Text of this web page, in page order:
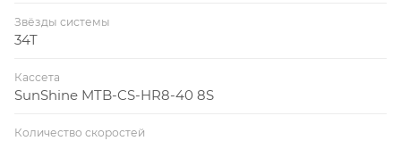
Звёзды системы
34T
Кассета
SunShine MTB-CS-HR8-40 8S
Количество скоростей